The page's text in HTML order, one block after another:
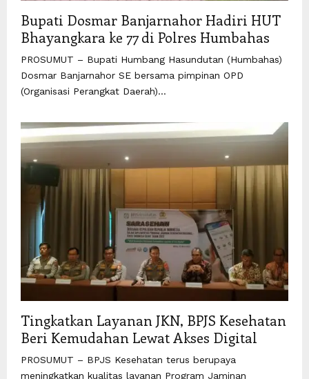
Bupati Dosmar Banjarnahor Hadiri HUT
Bhayangkara ke 77 di Polres Humbahas
PROSUMUT – Bupati Humbang Hasundutan (Humbahas)
Dosmar Banjarnahor SE bersama pimpinan OPD
(Organisasi Perangkat Daerah)...
Tingkatkan Layanan JKN, BPJS Kesehatan
Beri Kemudahan Lewat Akses Digital
PROSUMUT – BPJS Kesehatan terus berupaya
meningkatkan kualitas layanan Program Jaminan